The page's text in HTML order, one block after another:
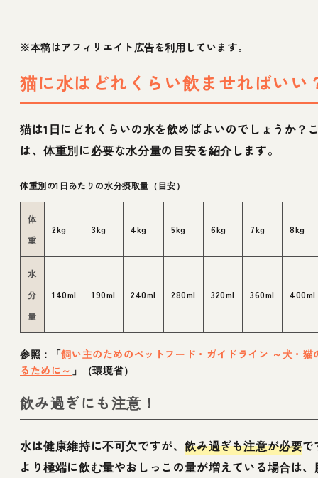
※本稿はアフィリエイト広告を利用しています。
猫に水はどれくらい飲ませればいい
猫は1日にどれくらいの水を飲めばよいのでしょうか？
は、体重別に必要な水分量の目安を紹介します。
体重別の1日あたりの水分摂取量（目安）
体
重
2kg 3kg 4kg 5kg 6kg 7kg 8kg
水
分
量
140ml 190ml 240ml 280ml 320ml 360ml 400ml
参照：「飼い主のためのペットフード・ガイドライン ～犬・猫
るために～ 」（環境省）
飲み過ぎにも注意！
水は健康維持に不可欠ですが、飲み過ぎも注意が必要で
より極端に飲む量やおしっこの量が増えている場合は